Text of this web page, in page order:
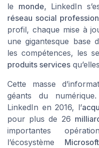
le monde, LinkedIn
réseau social
profil, chaque mise à
une gigantesque base
les compétences, les
produits services
Cette masse
géants du
LinkedIn en 2016, l’
pour plus de 26
importantes
l’écosystème